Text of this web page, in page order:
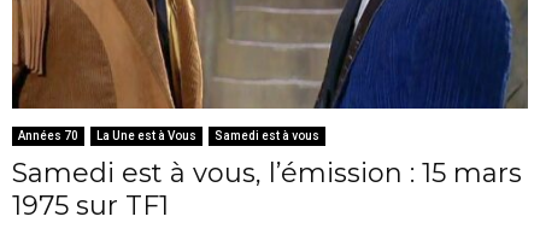
Années 70 La Une est à Vous Samedi est à vous
Samedi est à vous, l’émission : 15 mars
1975 sur TF1